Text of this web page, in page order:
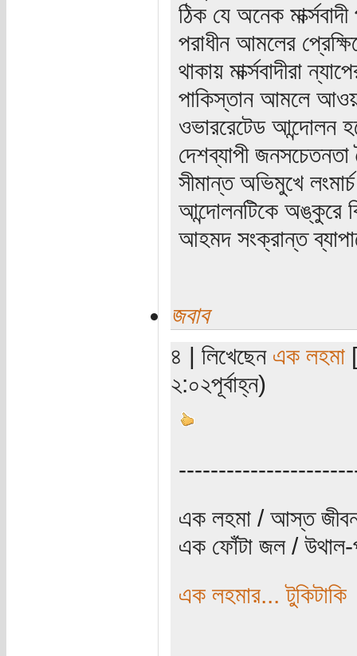
ঠিক যে অনেক
পরাধীন আমলের
থাকায় মার্ক্সবাদীরা
পাকিস্তান আমলে
ওভাররেটেড আন্দোলন
দেশব্যাপী জনসচেতনতা
সীমান্ত অভিমুখে
আন্দোলনটিকে অঙ্কুরে
আহমদ সংক্রান্ত
জবাব
৪ | লিখেছেন এক লহমা
২:০২পূর্বাহ্ন)
এক লহমা / আস্ত
এক ফোঁটা জল /
এক লহমার... টুকিটাকি